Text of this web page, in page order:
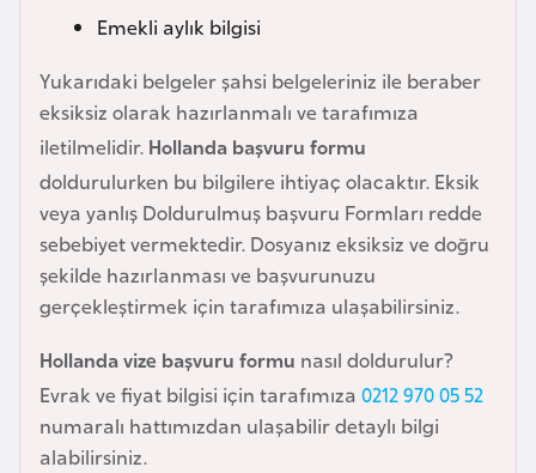
Emekli aylık bilgisi
Yukarıdaki belgeler şahsi belgeleriniz ile beraber
eksiksiz olarak hazırlanmalı ve tarafımıza
iletilmelidir. Hollanda başvuru formu
doldurulurken bu bilgilere ihtiyaç olacaktır. Eksik
veya yanlış Doldurulmuş başvuru Formları redde
sebebiyet vermektedir. Dosyanız eksiksiz ve doğru
şekilde hazırlanması ve başvurunuzu
gerçekleştirmek için tarafımıza ulaşabilirsiniz.
Hollanda vize başvuru formu nasıl doldurulur?
Evrak ve fiyat bilgisi için tarafımıza 0212 970 05 52
numaralı hattımızdan ulaşabilir detaylı bilgi
alabilirsiniz.
r
u
s
B
e
l
ç
i
k
a